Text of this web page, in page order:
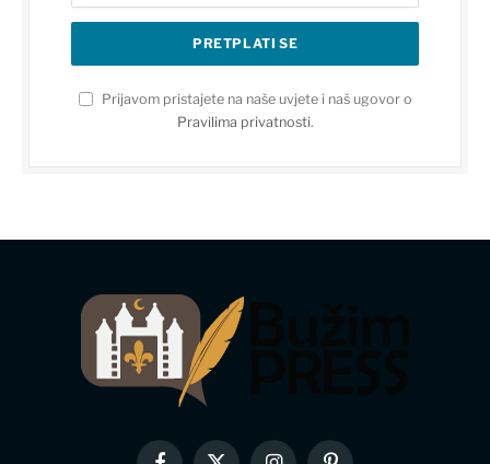
Prijavom pristajete na naše uvjete i naš ugovor o
Pravilima privatnosti.